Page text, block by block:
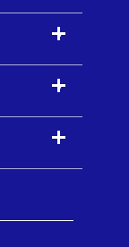
-
-